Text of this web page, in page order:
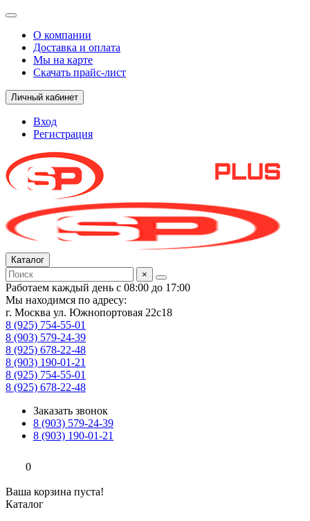
О компании
Доставка и оплата
Мы на карте
Скачать прайс-лист
Личный кабинет
Вход
Регистрация
Каталог
×
Работаем каждый день с 08:00 до 17:00
Мы находимся по адресу:
г. Москва ул. Южнопортовая 22с18
8 (925) 754-55-01
8 (903) 579-24-39
8 (925) 678-22-48
8 (903) 190-01-21
8 (925) 754-55-01
8 (925) 678-22-48
Заказать звонок
8 (903) 579-24-39
8 (903) 190-01-21
0
Ваша корзина пуста!
Каталог